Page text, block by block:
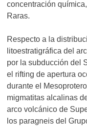
concentración
Raras.
Respecto a la
litoestratigráfica del
por la subducción del
el rifting de apertura
durante el
migmatitas alcalinas
arco volcánico de
los paragneis del